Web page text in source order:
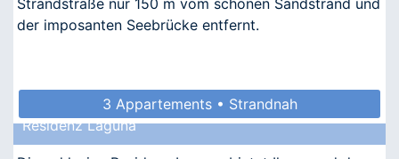
der imposanten Seebrücke entfernt.
3 Appartements • Strandnah
Residenz Laguna